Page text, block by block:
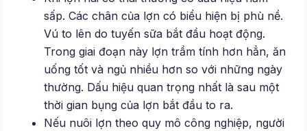
sấp. Các chân của lợn có biểu hiện bị phù nề.
Vú to lên do tuyến sữa bắt đầu hoạt động.
Trong giai đoạn này lợn trầm tính hơn hẳn, ăn
uống tốt và ngủ nhiều hơn so với những ngày
thường. Dấu hiệu quan trọng nhất là sau một
thời gian bụng của lợn bắt đầu to ra.
Nếu nuôi lợn theo quy mô công nghiệp, người